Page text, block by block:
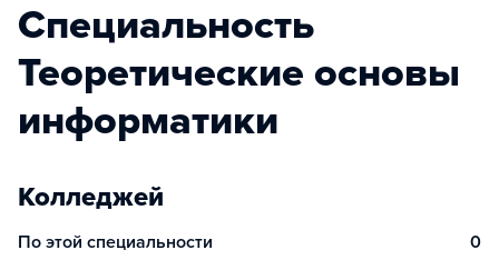
Специальность
Теоретические основы
информатики
Колледжей
По этой специальности 0